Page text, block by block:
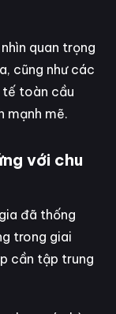
quan trọng
cũng như các
tế toàn cầu
mạnh mẽ.
với chu
đã thống
trong giai
cần tập trung